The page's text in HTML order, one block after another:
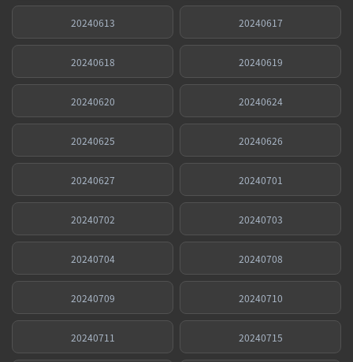
20240613 20240617
20240618 20240619
20240620 20240624
20240625 20240626
20240627 20240701
20240702 20240703
20240704 20240708
20240709 20240710
20240711 20240715